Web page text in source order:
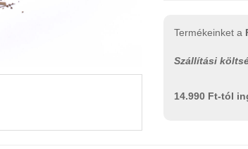
Termékeinket a
Szállítási
14.990 Ft-tól